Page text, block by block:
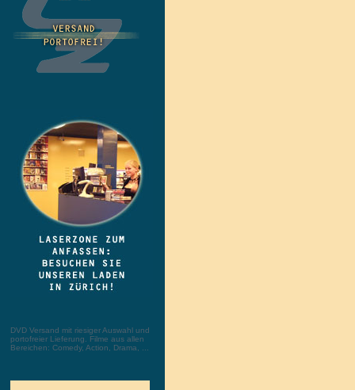
DVD Versand mit riesiger Auswahl und
portofreier Lieferung. Filme aus allen
Bereichen: Comedy, Action, Drama, ...